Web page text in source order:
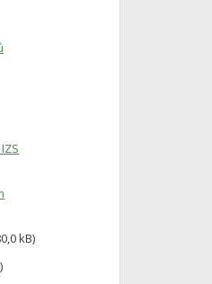
kB)